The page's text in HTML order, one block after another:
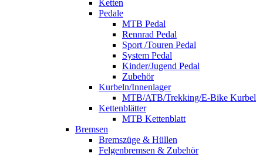
Ketten
Pedale
MTB Pedal
Rennrad Pedal
Sport /Touren Pedal
System Pedal
Kinder/Jugend Pedal
Zubehör
Kurbeln/Innenlager
MTB/ATB/Trekking/E-Bike Kurbel
Kettenblätter
MTB Kettenblatt
Bremsen
Bremszüge & Hüllen
Felgenbremsen & Zubehör